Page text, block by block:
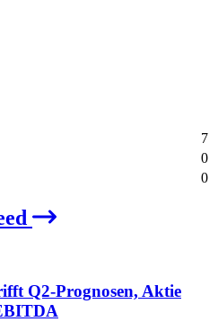
7
0
0
Q2‑Prognosen, Aktie